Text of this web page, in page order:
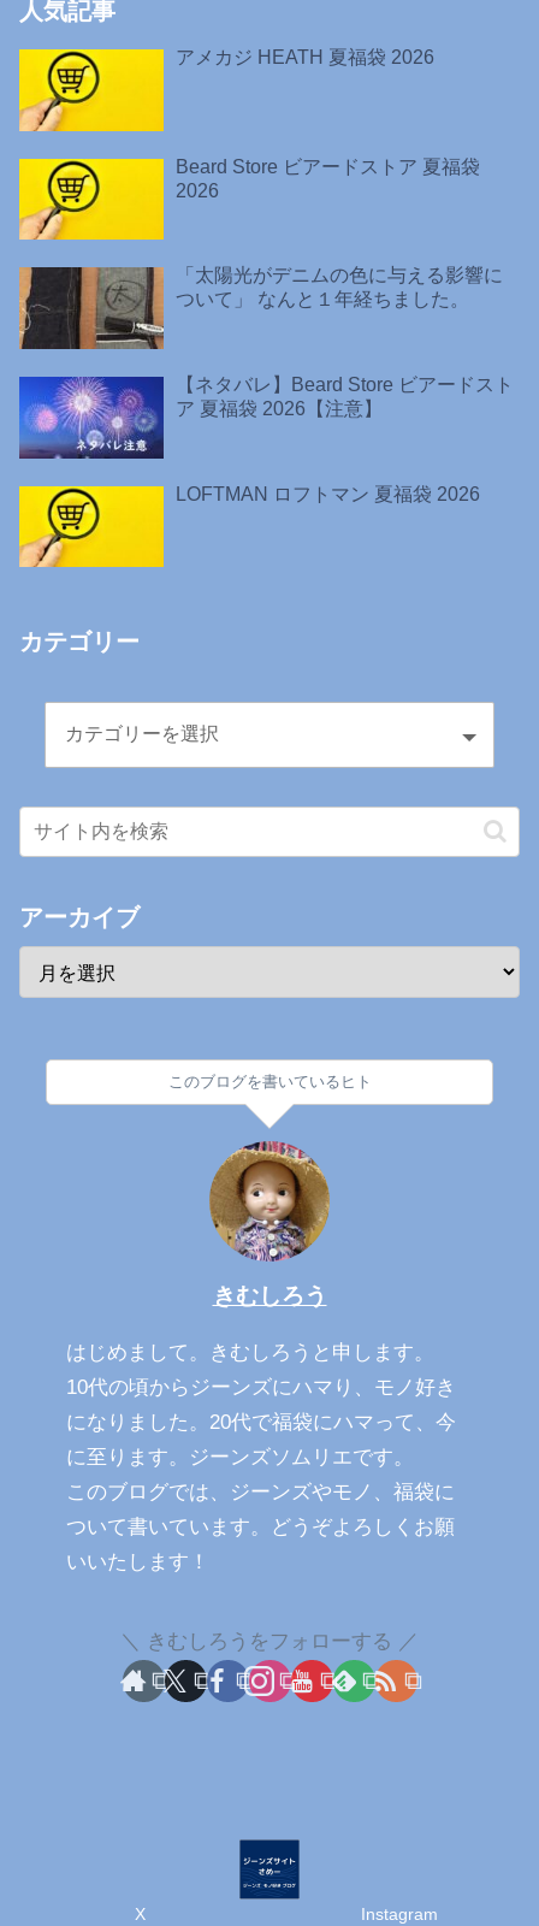
人気記事
アメカジ HEATH 夏福袋 2026
Beard Store ビアードストア 夏福袋
2026
「太陽光がデニムの色に与える影響に
ついて」 なんと１年経ちました。
【ネタバレ】Beard Store ビアードスト
ア 夏福袋 2026【注意】
LOFTMAN ロフトマン 夏福袋 2026
カテゴリー
アーカイブ
このブログを書いているヒト
きむしろう
はじめまして。きむしろうと申します。
10代の頃からジーンズにハマり、モノ好き
になりました。20代で福袋にハマって、今
に至ります。ジーンズソムリエです。
このブログでは、ジーンズやモノ、福袋に
ついて書いています。どうぞよろしくお願
いいたします！
きむしろうをフォローする
X Instagram